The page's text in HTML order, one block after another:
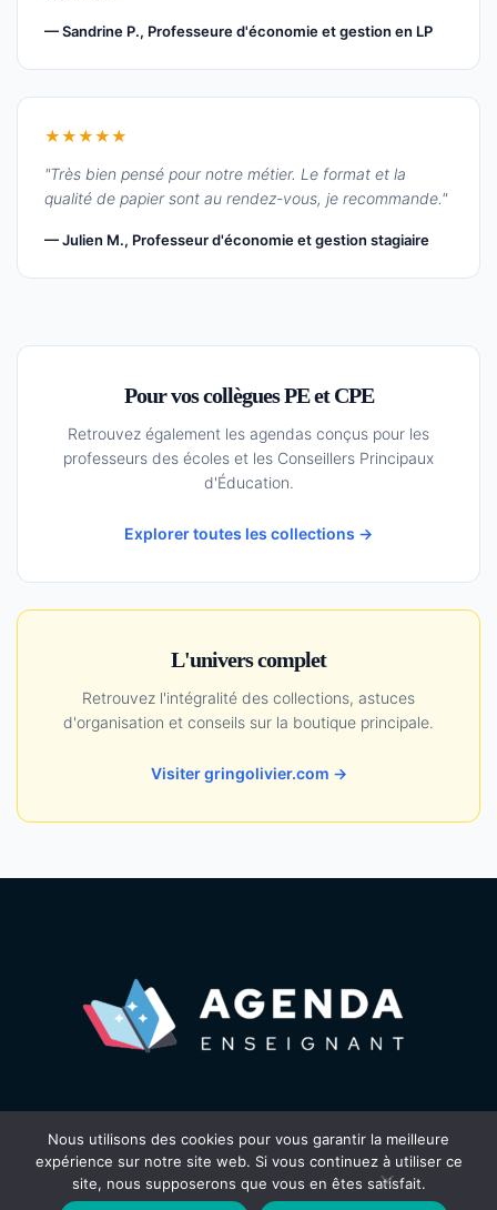
— Sandrine P., Professeure d'économie et gestion en LP
★★★★★
"Très bien pensé pour notre métier. Le format et la
qualité de papier sont au rendez-vous, je recommande."
— Julien M., Professeur d'économie et gestion stagiaire
Pour vos collègues PE et CPE
Retrouvez également les agendas conçus pour les
professeurs des écoles et les Conseillers Principaux
d'Éducation.
Explorer toutes les collections →
L'univers complet
Retrouvez l'intégralité des collections, astuces
d'organisation et conseils sur la boutique principale.
Visiter gringolivier.com →
©agenda-enseignant.fr |mentions légales- Tous droits réservés,
Nous utilisons des cookies pour vous garantir la meilleure
expérience sur notre site web. Si vous continuez à utiliser ce
site, nous supposerons que vous en êtes satisfait.